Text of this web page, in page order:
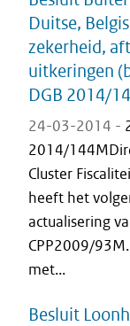
Duitse,
zekerheid,
uitkeringen
DGB 2014/
24-03-2014 -
2014/
Cluster
heeft het
actualisering
CPP2009/
met...
Besluit